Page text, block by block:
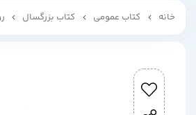
خانه کتاب عمومی کتاب بزرگسال